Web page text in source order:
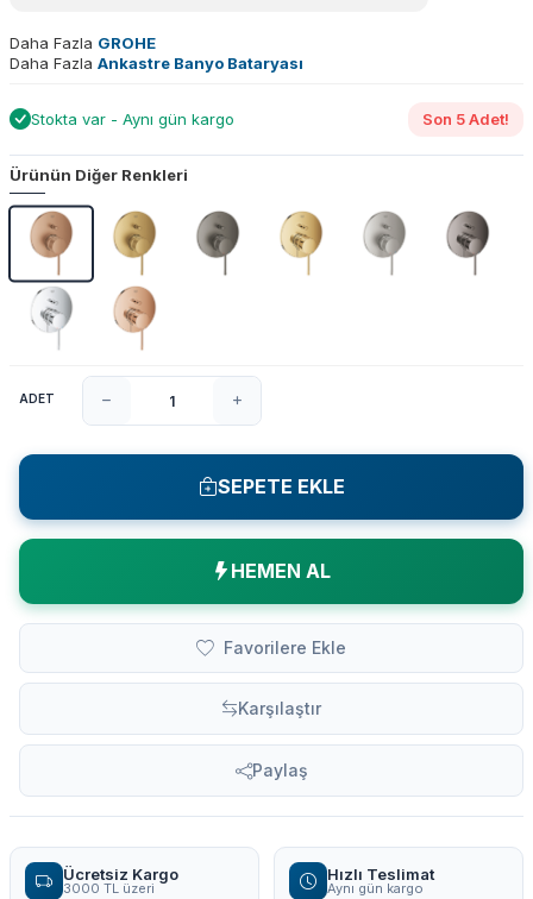
Daha Fazla GROHE
Daha Fazla Ankastre Banyo Bataryası
Stokta var - Aynı gün kargo Son 5 Adet!
Ürünün Diğer Renkleri
ADET
SEPETE EKLE
HEMEN AL
Favorilere Ekle
Karşılaştır
Paylaş
Ücretsiz Kargo
3000 TL üzeri
Hızlı Teslimat
Aynı gün kargo